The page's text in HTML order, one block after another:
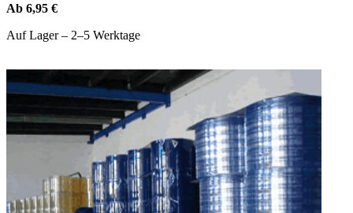
Ab 6,95 €
Auf Lager – 2–5 Werktage